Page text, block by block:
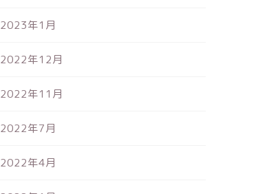
2023年1月
2022年12月
2022年11月
2022年7月
2022年4月